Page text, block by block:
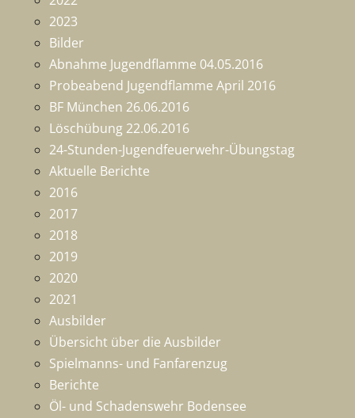
2023
Bilder
Abnahme Jugendflamme 04.05.2016
Probeabend Jugendflamme April 2016
BF München 26.06.2016
Löschübung 22.06.2016
24-Stunden-Jugendfeuerwehr-Übungstag
Aktuelle Berichte
2016
2017
2018
2019
2020
2021
Ausbilder
Übersicht über die Ausbilder
Spielmanns- und Fanfarenzug
Berichte
Öl- und Schadenswehr Bodensee